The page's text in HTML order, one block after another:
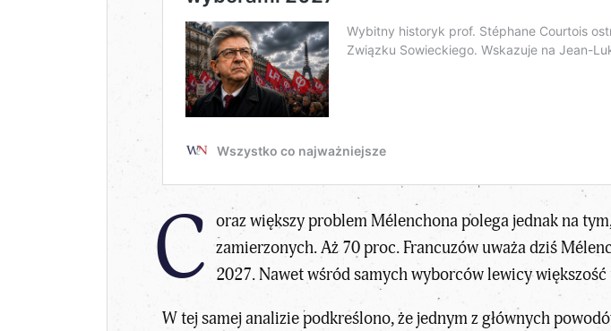
C oraz większy problem Mélenchona polega jednak na
zamierzonych. Aż 70 proc. Francuzówuważa dziś
2027. Nawet wśród samych wyborców lewicy
W tej samej analizie podkreślono, że jednym z głównych